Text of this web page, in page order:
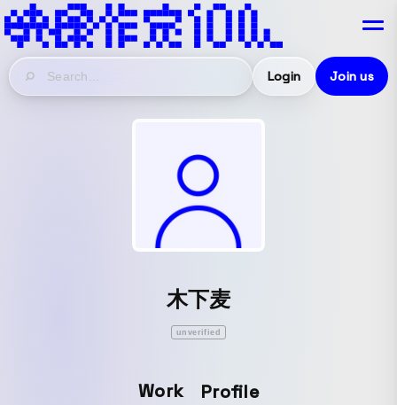
Login Join us
木下麦
unverified
Work Profile